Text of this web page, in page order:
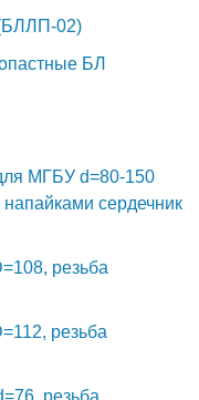
02)
БЛ
МГБУ d=80-150
сердечник
резьба
резьба